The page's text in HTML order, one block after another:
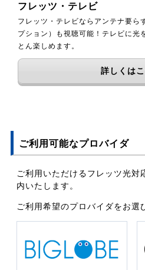
フレッツ・テレビ
フレッツ・テレビならアンテナ要ら
プション）も視聴可能！テレビに光
とん楽しめます。
詳しくは
ご利用可能なプロバイダ
ご利用いただけるフレッツ光対
内いたします。
ご利用希望のプロバイダをお選